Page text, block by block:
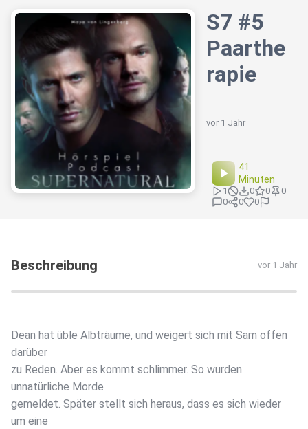
S7 #5
Paarthe
rapie
vor 1 Jahr
41
Minuten
1 0 0
0
0
0 0
Beschreibung vor 1 Jahr
Dean hat üble Albträume, und weigert sich mit Sam offen
darüber
zu Reden. Aber es kommt schlimmer. So wurden
unnatürliche Morde
gemeldet. Später stellt sich heraus, dass es sich wieder
um eine